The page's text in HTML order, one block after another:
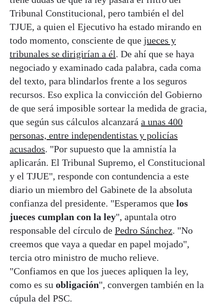
Tribunal Constitucional, pero también el del
TJUE, a quien el Ejecutivo ha estado mirando en
todo momento, consciente de que jueces y
tribunales se dirigirían a él. De ahí que se haya
negociado y examinado cada palabra, cada coma
del texto, para blindarlos frente a los seguros
recursos. Eso explica la convicción del Gobierno
de que será imposible sortear la medida de gracia,
que según sus cálculos alcanzará a unas 400
personas, entre independentistas y policías
acusados. "Por supuesto que la amnistía la
aplicarán. El Tribunal Supremo, el Constitucional
y el TJUE", responde con contundencia a este
diario un miembro del Gabinete de la absoluta
confianza del presidente. "Esperamos que los
jueces cumplan con la ley", apuntala otro
responsable del círculo de Pedro Sánchez. "No
creemos que vaya a quedar en papel mojado",
tercia otro ministro de mucho relieve.
"Confiamos en que los jueces apliquen la ley,
como es su obligación", convergen también en la
cúpula del PSC.